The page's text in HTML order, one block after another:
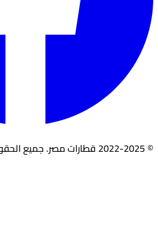
© 2022-2025 قطارات مصر. جميع الحقوق محفوظة.